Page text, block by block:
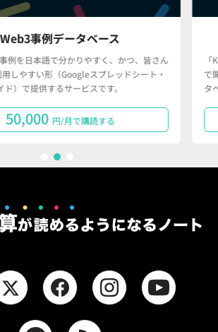
Web3事例データベース
例を日本語で分かりやすく、かつ、皆さん
しやすい形（Googleスプレッドシート・
）で提供するサービスです。
50,000 円/月で購読する
で
タ